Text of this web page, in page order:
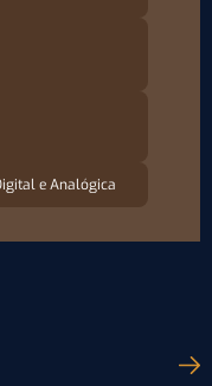
e Analógica